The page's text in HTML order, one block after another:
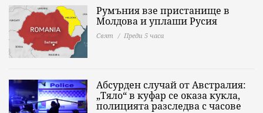
Румъния взе пристанище в
Молдова и уплаши Русия
Свят Преди 5 часа
Абсурден случай от Австралия:
„Тяло“ в куфар се оказа кукла,
полицията разследва с часове